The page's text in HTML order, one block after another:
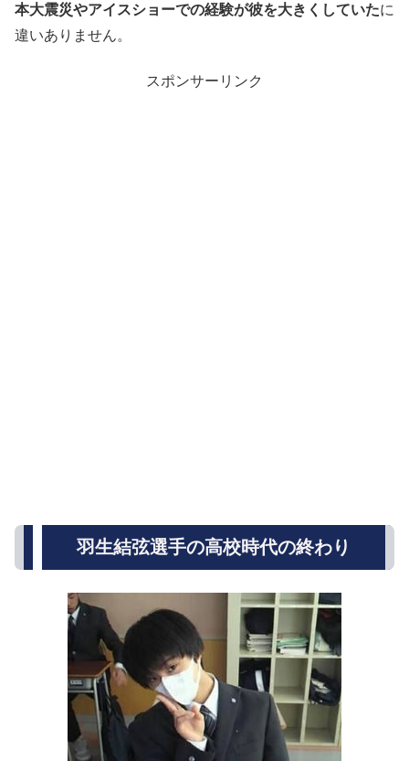
本大震災やアイスショーでの経験が彼を大きくしていたに
違いありません。
スポンサーリンク
羽生結弦選手の高校時代の終わり